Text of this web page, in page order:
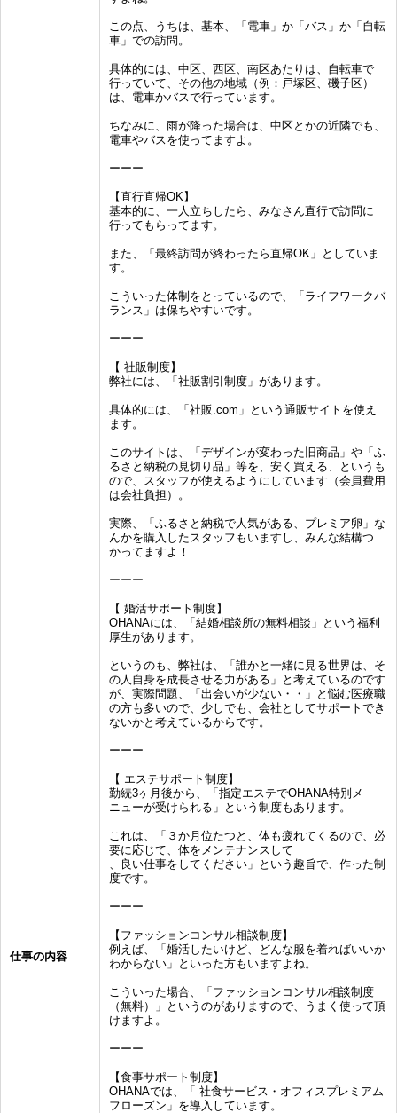
仕事の内容
この点、うちは、基本、「電車」か「バス」か「自転
車」での訪問。
具体的には、中区、西区、南区あたりは、自転車で
行っていて、その他の地域（例：戸塚区、磯子区）
は、電車かバスで行っています。
ちなみに、雨が降った場合は、中区とかの近隣でも、
電車やバスを使ってますよ。
ーーー
【直行直帰OK】
基本的に、一人立ちしたら、みなさん直行で訪問に
行ってもらってます。
また、「最終訪問が終わったら直帰OK」としていま
す。
こういった体制をとっているので、「ライフワークバ
ランス」は保ちやすいです。
ーーー
【 社販制度】
弊社には、「社販割引制度」があります。
具体的には、「社販.com」という通販サイトを使え
ます。
このサイトは、「デザインが変わった旧商品」や「ふ
るさと納税の見切り品」等を、安く買える、というも
ので、スタッフが使えるようにしています（会員費用
は会社負担）。
実際、「ふるさと納税で人気がある、プレミア卵」な
んかを購入したスタッフもいますし、みんな結構つ
かってますよ！
ーーー
【 婚活サポート制度】
OHANAには、「結婚相談所の無料相談」という福利
厚生があります。
というのも、弊社は、「誰かと一緒に見る世界は、そ
の人自身を成長させる力がある」と考えているのです
が、実際問題、「出会いが少ない・・」と悩む医療職
の方も多いので、少しでも、会社としてサポートでき
ないかと考えているからです。
ーーー
【 エステサポート制度】
勤続3ヶ月後から、「指定エステでOHANA特別メ
ニューが受けられる」という制度もあります。
これは、「３か月位たつと、体も疲れてくるので、必
要に応じて、体をメンテナンスして
、良い仕事をしてください」という趣旨で、作った制
度です。
ーーー
【ファッションコンサル相談制度】
例えば、「婚活したいけど、どんな服を着ればいいか
わからない」といった方もいますよね。
こういった場合、「ファッションコンサル相談制度
（無料）」というのがありますので、うまく使って頂
けますよ。
ーーー
【食事サポート制度】
OHANAでは、「 社食サービス・オフィスプレミアム
フローズン」を導入しています。